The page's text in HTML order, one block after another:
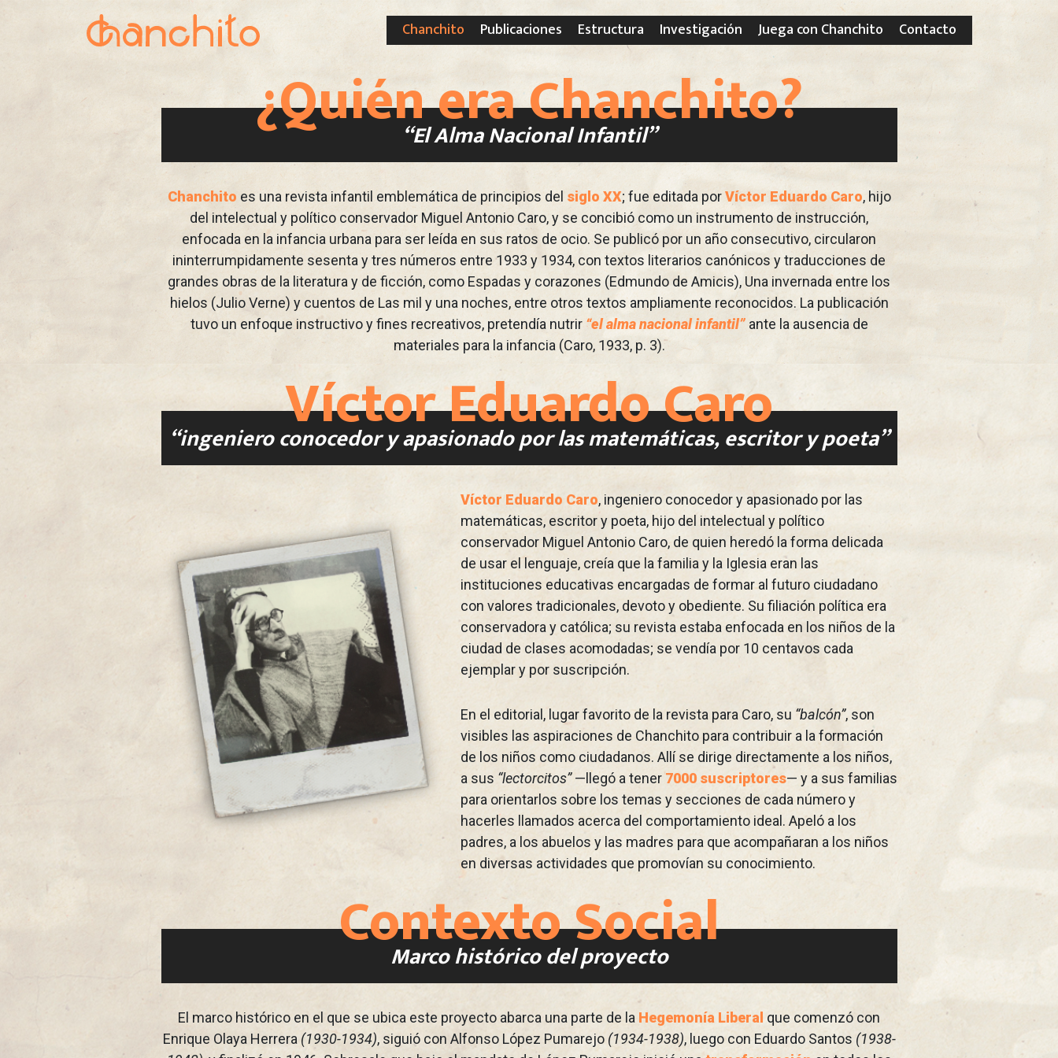
Chanchito Publicaciones Estructura Investigación Juega con Chanchito Contacto
¿Quién era Chanchito?
“El Alma Nacional Infantil”
Chanchito es una revista infantil emblemática de principios del siglo XX; fue editada porVíctor Eduardo Caro, hijo
del intelectual y político conservador Miguel Antonio Caro, y se concibió como un instrumento de instrucción,
enfocada en la infancia urbana para ser leída en sus ratos de ocio. Se publicó por un año consecutivo, circularon
ininterrumpidamente sesenta y tres números entre 1933 y 1934, con textos literarios canónicos y traducciones de
grandes obras de la literatura y de ficción, como Espadas y corazones (Edmundo de Amicis), Una invernada entre los
hielos (Julio Verne) y cuentos de Las mil y una noches, entre otros textos ampliamente reconocidos. La publicación
tuvo un enfoque instructivo y fines recreativos, pretendía nutrir “el alma nacional infantil”ante la ausencia de
materiales para la infancia (Caro, 1933, p. 3).
Víctor Eduardo Caro
“ingeniero conocedor y apasionado por las matemáticas, escritor y poeta”
Víctor Eduardo Caro, ingeniero conocedor y apasionado por las
matemáticas, escritor y poeta, hijo del intelectual y político
conservador Miguel Antonio Caro, de quien heredó la forma delicada
de usar el lenguaje, creía que la familia y la Iglesia eran las
instituciones educativas encargadas de formar al futuro ciudadano
con valores tradicionales, devoto y obediente. Su filiación política era
conservadora y católica; su revista estaba enfocada en los niños de la
ciudad de clases acomodadas; se vendía por 10 centavos cada
ejemplar y por suscripción.
En el editorial, lugar favorito de la revista para Caro, su “balcón”, son
visibles las aspiraciones de Chanchito para contribuir a la formación
de los niños como ciudadanos. Allí se dirige directamente a los niños,
a sus “lectorcitos”—llegó a tener 7000 suscriptores— y a sus familias
para orientarlos sobre los temas y secciones de cada número y
hacerles llamados acerca del comportamiento ideal. Apeló a los
padres, a los abuelos y las madres para que acompañaran a los niños
en diversas actividades que promovían su conocimiento.
Contexto Social
Marco histórico del proyecto
El marco histórico en el que se ubica este proyecto abarca una parte de la Hegemonía Liberal que comenzó con
Enrique Olaya Herrera (1930-1934), siguió con Alfonso López Pumarejo (1934-1938), luego con Eduardo Santos (1938-